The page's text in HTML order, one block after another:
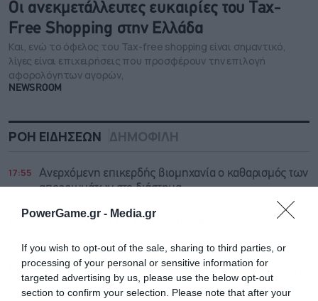
PowerGame.gr - Media.gr
If you wish to opt-out of the sale, sharing to third parties, or
processing of your personal or sensitive information for
targeted advertising by us, please use the below opt-out
section to confirm your selection. Please note that after your
Οι ανεκμετάλλευτες ευκαιρίες του Tax-
Free Shopping στην Ελλάδα
Και, ενώ το όφελος του Tax-free shopping είναι σημαντικό,
λίγες είναι επιχειρήσεις που προσφέρουν την επιλογή
αφορολόγητων αγορών,
NEWSROOM
ΡΟΗ ΕΙΔΗΣΕΩΝ ΔΗΜΟΦΙΛΗ
17:55
Ανερχόμενη επικερδής βιομηχανία ο καθαρισμός των
απορριμμάτων στο διάστημα
17:31
Σε 57χρονη ανήκει η σορός που βρέθηκε στον
17:16
Δια θαλάσσης διασώθηκαν 254 πολίτες στην πυρκαγιά
της Αττικοβοιωτίας